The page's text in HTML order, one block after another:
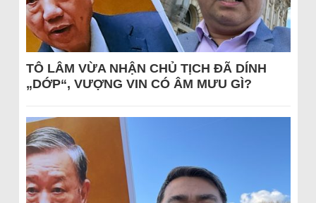
TÔ LÂM VỪA NHẬN CHỦ TỊCH ĐÃ DÍNH
„DỚP“, VƯỢNG VIN CÓ ÂM MƯU GÌ?